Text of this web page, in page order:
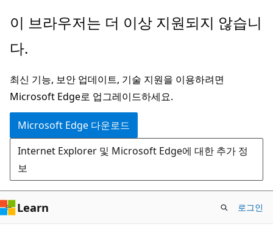
주
콘
츠
로
건
너
뛰
기
이 브라우저는 더 이상 지원되지 않습니
다.
최신 기능, 보안 업데이트, 기술 지원을 이용하려면
Microsoft Edge로 업그레이드하세요.
Microsoft Edge 다운로드
Internet Explorer 및 Microsoft Edge에 대한 추가 정
보
Learn 로그인